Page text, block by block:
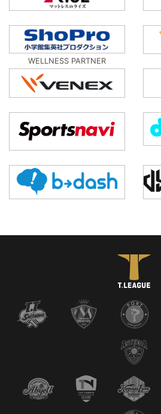
WELLNESS PARTNER